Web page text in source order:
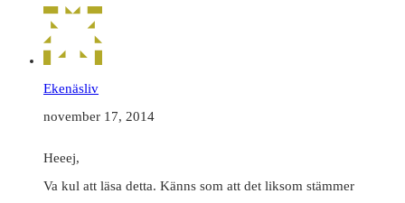
Ekenäsliv
november 17, 2014
Heeej,
Va kul att läsa detta. Känns som att det liksom stämmer